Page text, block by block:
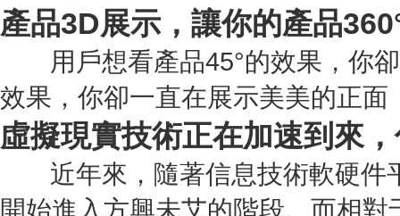
產品3D展示，讓你的產品
用戶想看產品45°的效果，你卻
效果，你卻一直在展示美美的正面
虛擬現實技術正在加速到來
近年來，隨著信息技術軟硬件
開始進入方興未艾的階段。而相對